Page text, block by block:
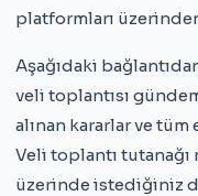
platformları
Aşağıdaki
veli toplantısı
alınan kararlar ve
Veli toplantı
üzerinde istediğiniz